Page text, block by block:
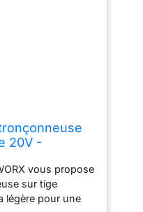
20V -
haies
et
vous propose
sur tige
légère pour une